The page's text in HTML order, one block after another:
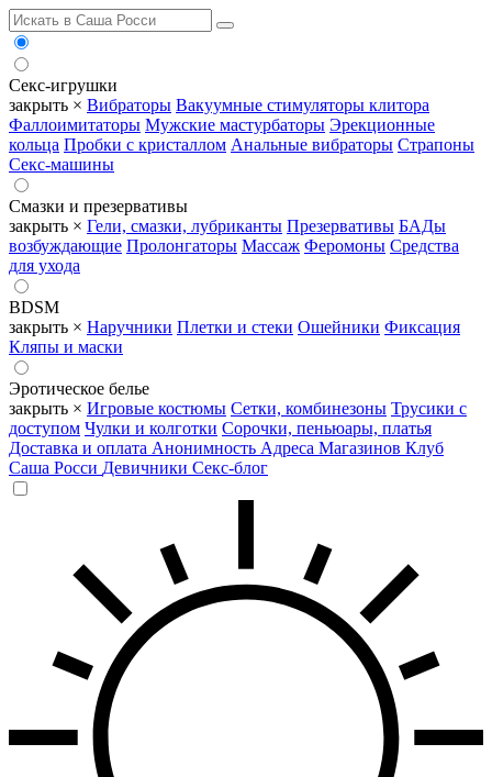
Секс-игрушки
закрыть × Вибраторы Вакуумные стимуляторы клитора
Фаллоимитаторы Мужские мастурбаторы Эрекционные
кольца Пробки с кристаллом Анальные вибраторы Страпоны
Секс-машины
Смазки и презервативы
закрыть × Гели, смазки, лубриканты Презервативы БАДы
возбуждающие Пролонгаторы Массаж Феромоны Средства
для ухода
BDSM
закрыть × Наручники Плетки и стеки Ошейники Фиксация
Кляпы и маски
Эротическое белье
закрыть × Игровые костюмы Сетки, комбинезоны Трусики с
доступом Чулки и колготки Сорочки, пеньюары, платья
Доставка и оплата Анонимность Адреса Магазинов Клуб
Саша Росси Девичники Секс-блог